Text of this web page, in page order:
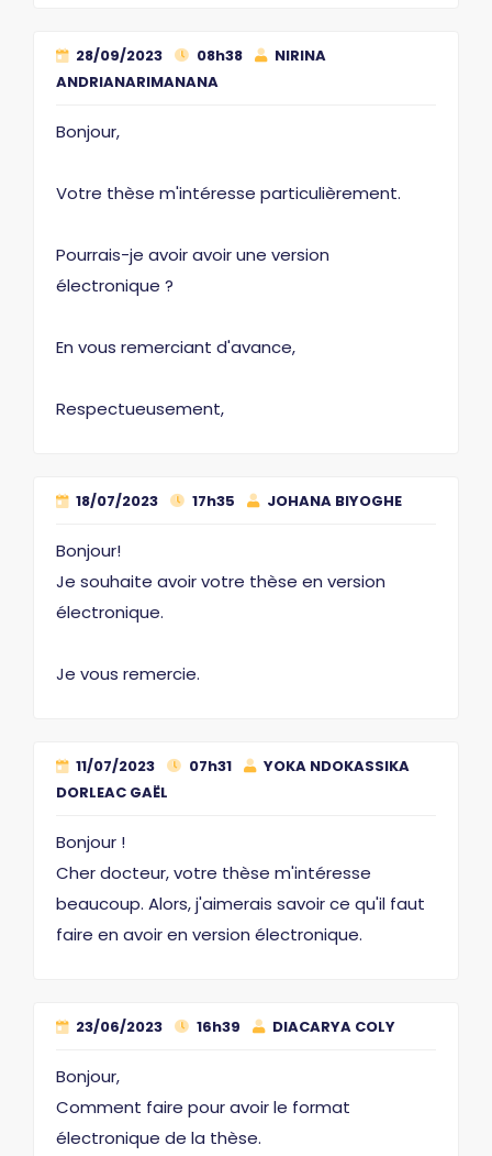
28/09/2023 08h38
NIRINA
ANDRIANARIMANANA
Bonjour,
Votre thèse m'intéresse particulièrement.
Pourrais-je avoir avoir une version
électronique ?
En vous remerciant d'avance,
Respectueusement,
18/07/2023 17h35 JOHANA BIYOGHE
Bonjour!
Je souhaite avoir votre thèse en version
électronique.
Je vous remercie.
11/07/2023 07h31
YOKA NDOKASSIKA
DORLEAC GAËL
Bonjour !
Cher docteur, votre thèse m'intéresse
beaucoup. Alors, j'aimerais savoir ce qu'il faut
faire en avoir en version électronique.
23/06/2023 16h39 DIACARYA COLY
Bonjour,
Comment faire pour avoir le format
électronique de la thèse.